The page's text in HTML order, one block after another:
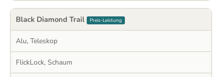
Black Diamond Trail Preis-Leistung
Alu, Teleskop
FlickLock, Schaum